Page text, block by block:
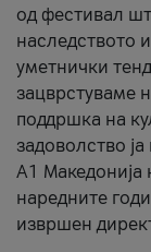
од фестивал
наследството
уметнички
зацврстуваме
поддршка на
задоволство
A1 Македонија
наредните
извршен